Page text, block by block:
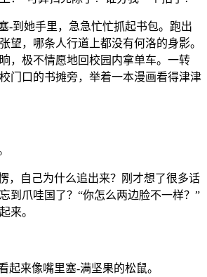
-到她手里，急急忙忙抓起书包。跑出
望，哪条人行道上都没有何洛的身影。
，极不情愿地回校园内拿单车。一转
门口的书摊旁，举着一本漫画看得津津
，自己为什么追出来？刚才想了很多话
到爪哇国了？“你怎么两边脸不一样？”
来。
起来像嘴里塞-满坚果的松鼠。